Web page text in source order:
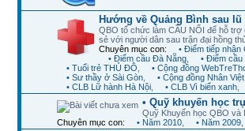
Hướng về Quảng Bình sau lũ
QBO tổ chức làm CẦU NỐI để hỗ
sẻ với người dân sau trận đại hồng
Chuyên mục con:
• Điểm tiếp nhận
• Điểm cầu Đà Nẵng
• Điểm cầu
• Tuổi trẻ THỦ ĐÔ
• Cộng đồng
• Sư thầy ở Sài Gòn
• Cộng đồng Nhân Việt
• CLB Lữ hành Hà Nội
• CLB Vì biển xanh
• Quỹ khuyến học
Quỹ Khuyến học QBO và
Chuyên mục con:
• Năm 2010 • Năm 2009